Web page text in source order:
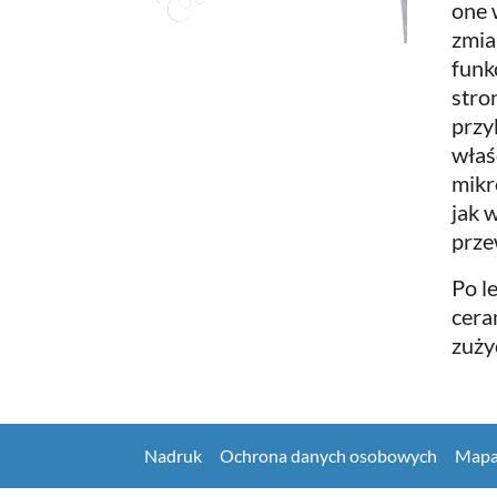
one
jak
Po
Nadruk Ochrona danych osobowych